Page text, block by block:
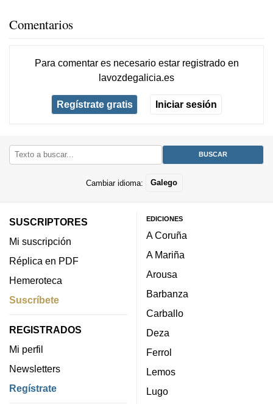
Comentarios
Para comentar es necesario estar registradoen
lavozdegalicia.es
Regístrate gratis Iniciar sesión
Cambiar idioma: Galego
SUSCRIPTORES
Mi suscripción
Réplica en PDF
Hemeroteca
Suscríbete
REGISTRADOS
Mi perfil
Newsletters
Regístrate
EDICIONES
A Coruña
A Mariña
Arousa
Barbanza
Carballo
Deza
Ferrol
Lemos
Lugo